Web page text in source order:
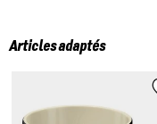
Articles adaptés